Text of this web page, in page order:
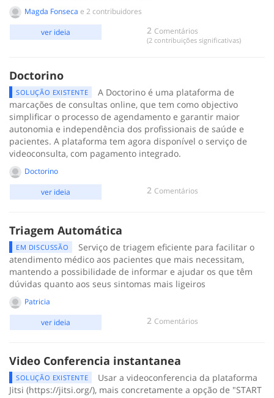
Magda Fonseca e 2 contribuidores
2 Comentários
(2 contribuições significativas)
ver ideia
Doctorino
SOLUÇÃO EXISTENTE
A Doctorino é uma plataforma de
marcações de consultas online, que tem como objectivo
simplificar o processo de agendamento e garantir maior
autonomia e independência dos profissionais de saúde e
pacientes. A plataforma tem agora disponível o serviço de
videoconsulta, com pagamento integrado.
Doctorino
2 Comentários
ver ideia
Triagem Automática
EM DISCUSSÃO
Serviço de triagem eficiente para facilitar o
atendimento médico aos pacientes que mais necessitam,
mantendo a possibilidade de informar e ajudar os que têm
dúvidas quanto aos seus sintomas mais ligeiros
Patricia
2 Comentários
ver ideia
Video Conferencia instantanea
SOLUÇÃO EXISTENTE
Usar a videoconferencia da plataforma
Jitsi (https://jitsi.org/), mais concretamente a opção de "START